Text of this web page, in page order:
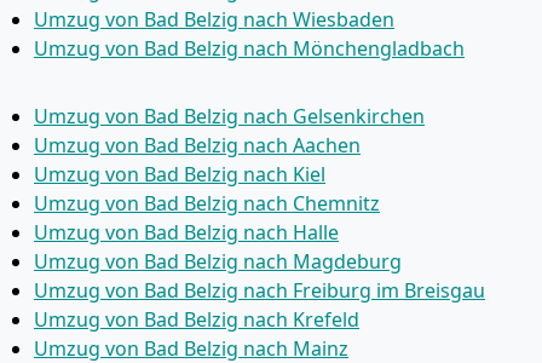
Umzug von Bad Belzig nach Wiesbaden
Umzug von Bad Belzig nach Mönchen­gladbach
Umzug von Bad Belzig nach Gelsenkirchen
Umzug von Bad Belzig nach Aachen
Umzug von Bad Belzig nach Kiel
Umzug von Bad Belzig nach Chemnitz
Umzug von Bad Belzig nach Halle
Umzug von Bad Belzig nach Magdeburg
Umzug von Bad Belzig nach Freiburg im Breisgau
Umzug von Bad Belzig nach Krefeld
Umzug von Bad Belzig nach Mainz